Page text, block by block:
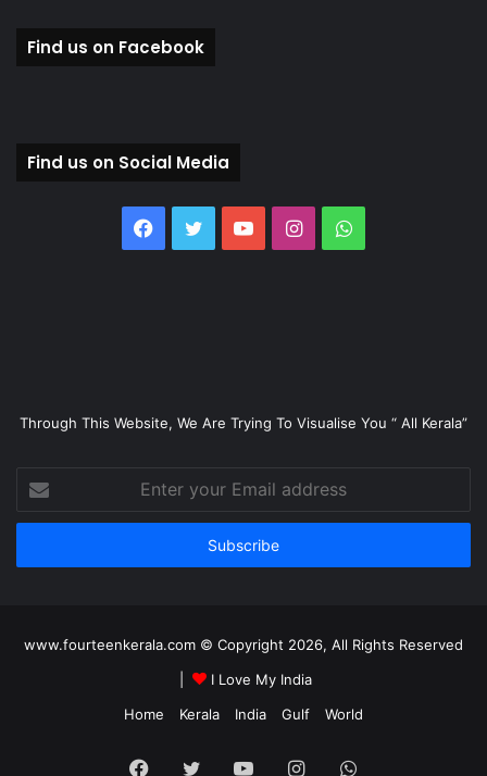
Find us on Facebook
Find us on Social Media
Facebook
TwitterYouTubeInstagramWhatsApp
Through This Website, We Are Trying To Visualise You “ All Kerala”
your
Email
www.fourteenkerala.com © Copyright 2026, All Rights Reserved
I Love My India
Home
Kerala India Gulf World
Facebook
TwitterYouTubeInstagramWhatsApp